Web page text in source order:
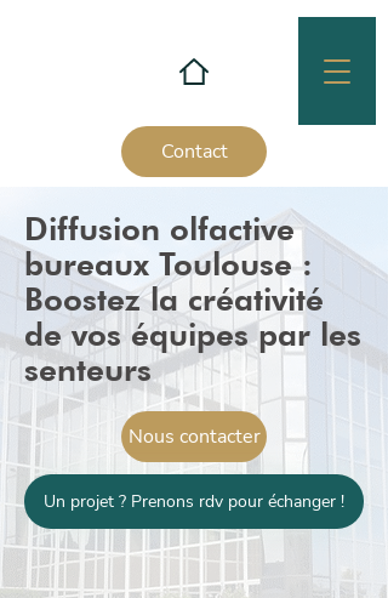
Contact
Diffusion olfactive
bureaux Toulouse :
Boostez la créativité
de vos équipes par les
senteurs
Nous contacter
Un projet ? Prenons rdv pour échanger !